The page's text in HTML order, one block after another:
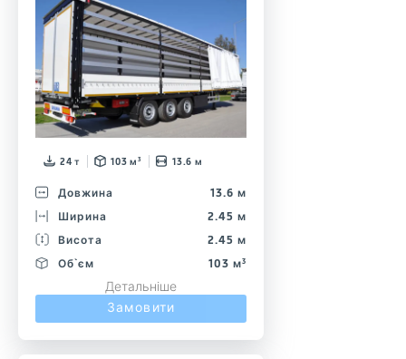
24 т 103 м³ 13.6 м
Довжина
13.6 м
Ширина
2.45 м
Висота
2.45 м
Об`єм
103 м³
Детальніше
Замовити